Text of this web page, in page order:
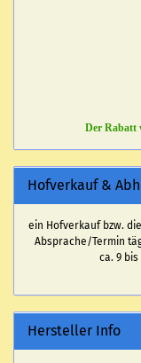
Der Rabatt
Hofverkauf &
ein Hofverkauf bzw.
Absprache/Termin
ca. 9
Hersteller Info